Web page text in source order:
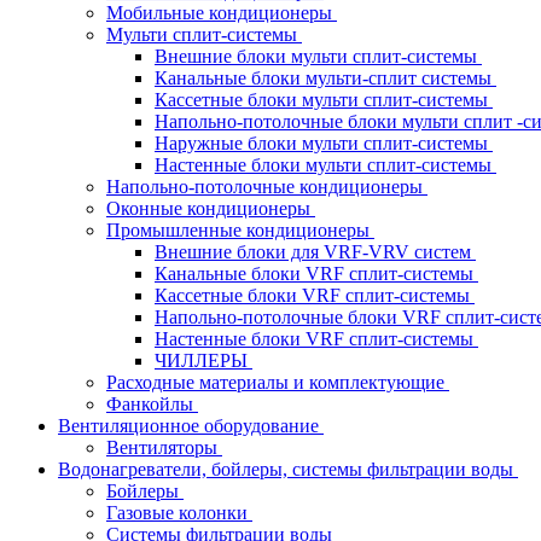
Мобильные кондиционеры
Мульти сплит-системы
Внешние блоки мульти сплит-системы
Канальные блоки мульти-сплит системы
Кассетные блоки мульти сплит-системы
Напольно-потолочные блоки мульти сплит -
Наружные блоки мульти сплит-системы
Настенные блоки мульти сплит-системы
Напольно-потолочные кондиционеры
Оконные кондиционеры
Промышленные кондиционеры
Внешние блоки для VRF-VRV систем
Канальные блоки VRF сплит-системы
Кассетные блоки VRF сплит-системы
Напольно-потолочные блоки VRF сплит-
Настенные блоки VRF сплит-системы
ЧИЛЛЕРЫ
Расходные материалы и комплектующие
Фанкойлы
Вентиляционное оборудование
Вентиляторы
Водонагреватели, бойлеры, системы фильтрации воды
Бойлеры
Газовые колонки
Системы фильтрации воды